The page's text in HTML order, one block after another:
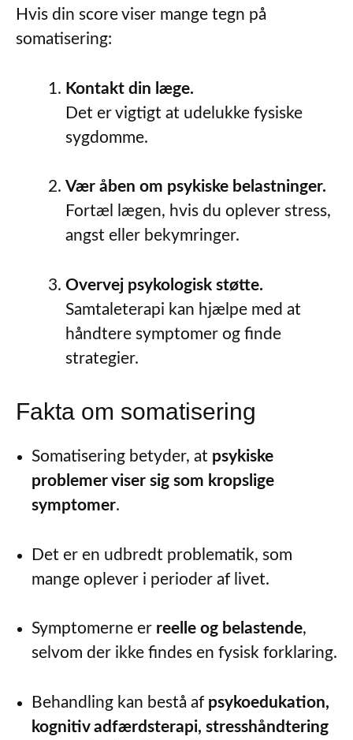
Hvis din score viser mange tegn på
somatisering:
Kontakt din læge.
Det er vigtigt at udelukke fysiske
sygdomme.
Vær åben om psykiske belastninger.
Fortæl lægen, hvis du oplever stress,
angst eller bekymringer.
Overvej psykologisk støtte.
Samtaleterapi kan hjælpe med at
håndtere symptomer og finde
strategier.
Fakta om somatisering
Somatisering betyder, at psykiske
problemer viser sig som kropslige
symptomer.
Det er en udbredt problematik, som
mange oplever i perioder af livet.
Symptomerne er reelle og belastende,
selvom der ikke findes en fysisk forklaring.
Behandling kan bestå af psykoedukation,
kognitiv adfærdsterapi, stresshåndtering